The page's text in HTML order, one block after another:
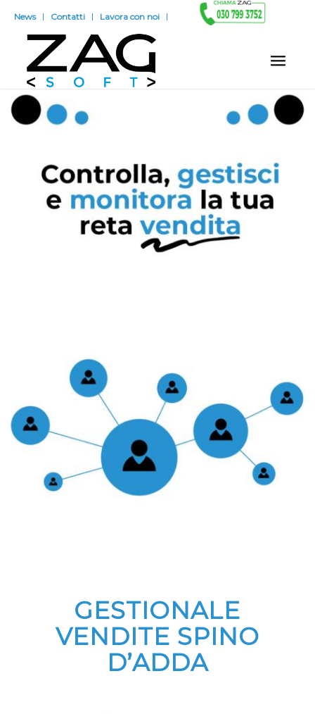
News Contatti Lavora con noi
GESTIONALE
VENDITE SPINO
D’ADDA